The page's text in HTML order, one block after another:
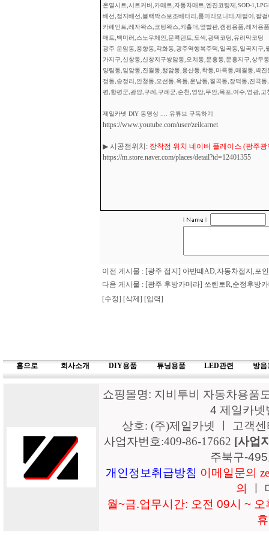
온열시트,시트커버,카매트,자동차매트,엔진코팅제,SOD-
배선,접지배선,블랙박스보조배터리,룸미러모니터,재털이,팔
카페인트,레자왁스,코팅왁스,키홀더,옆발판,캠핑용품,레저용
매트,백미러,스노우체인,문콕덴트,도색,광택코팅,유리막코팅
광주 운암동,풍향동,각화동,광주역행복주택,일곡동,일곡지구
가지구,신창동,신창지구쌍암동,오치동,문흥동,문흥지구,상무
양림동,임암동,진월동,행암동,용산동,학동,마륵동,매월동,벽
정동,송정리,안청동,오선동,옥동,운남동,월곡동,장덕동,진곡
평,함평군,광양,구례,구례군,순천,영암,무안,목포,여수,영광,
제일카넷 DIY 동영상 .... 유튜브 구독하기
https://www.youtube.com/user/zeilcarnet
▶ 시공점위치: 장착점 위치 네이버 플레이스 (광주
https://m.store.naver.com/places/detail?id=12401355
이전 게시물 : [광주 접지] 아반떼AD,자동차접지,포
다음 게시물 : [광주 후방카메라] 쏘렌토R,순정후방
[수정] [삭제] [입력]
홈으로 회사소개 DIY용품 튜닝용품 LED관련 방음
쇼핑몰명: 지비투비 자동차용품
4 제일카
상호: (주)제일카넷 ㅣ 고객
사업자번호:409-86-17662 [사업
주북구-
개인정보취급방침 이메일문의
의
월~금.업무시간: 오전 09시 ~